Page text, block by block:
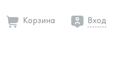
Корзина Вход